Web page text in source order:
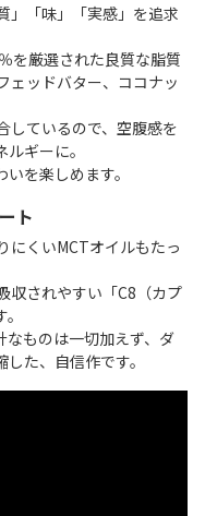
」「味」「実感」を追求
を厳選された良質な脂質
ェッドバター、ココナッ
しているので、空腹感を
ギーに。
を楽しめます。
ト
にくいMCTオイルもたっ
収されやすい「C8（カプ
ものは一切加えず、ダ
た、自信作です。